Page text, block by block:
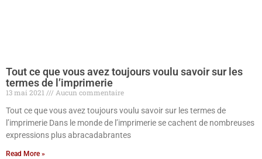
Tout ce que vous avez toujours voulu savoir sur les
termes de l’imprimerie
13 mai 2021
Aucun commentaire
Tout ce que vous avez toujours voulu savoir sur les termes de
l’imprimerie Dans le monde de l’imprimerie se cachent de nombreuses
expressions plus abracadabrantes
Read More »